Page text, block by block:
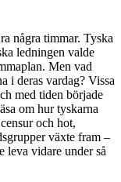
några timmar. Tyska
ledningen valde
Men vad
i deras vardag? Vissa
med tiden började
om hur tyskarna
och hot,
växte fram –
leva vidare under så